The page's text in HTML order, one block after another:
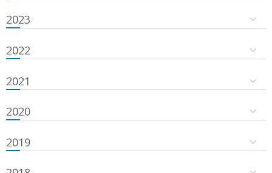
2023
2022
2021
2020
2019